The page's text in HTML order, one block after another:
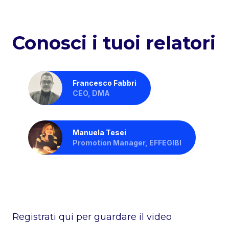
Conosci i tuoi relatori
Francesco Fabbri
CEO, DMA
Manuela Tesei
Promotion Manager, EFFEGIBI
Registrati qui per guardare il video